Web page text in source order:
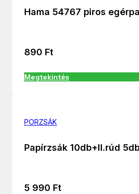
Hama 54767 piros
890 Ft
Megtekintés
PORZSÁK
Papírzsák 10db+Il.rúd 5db
5 990 Ft